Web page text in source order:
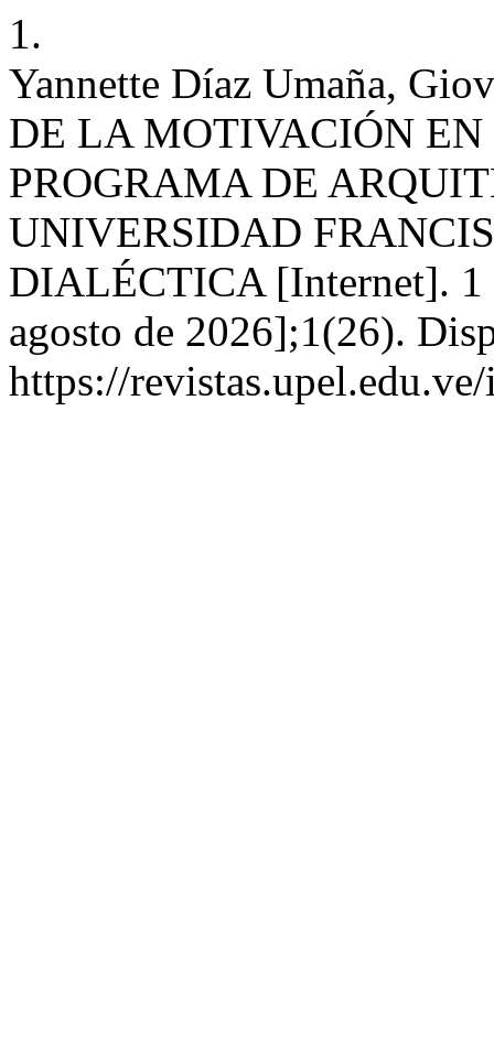
1.
Yannette Díaz Umaña,
DE LA MOTIVACIÓN
PROGRAMA DE
UNIVERSIDAD
DIALÉCTICA [Internet]. 1
agosto de 2026];1(26).
https://